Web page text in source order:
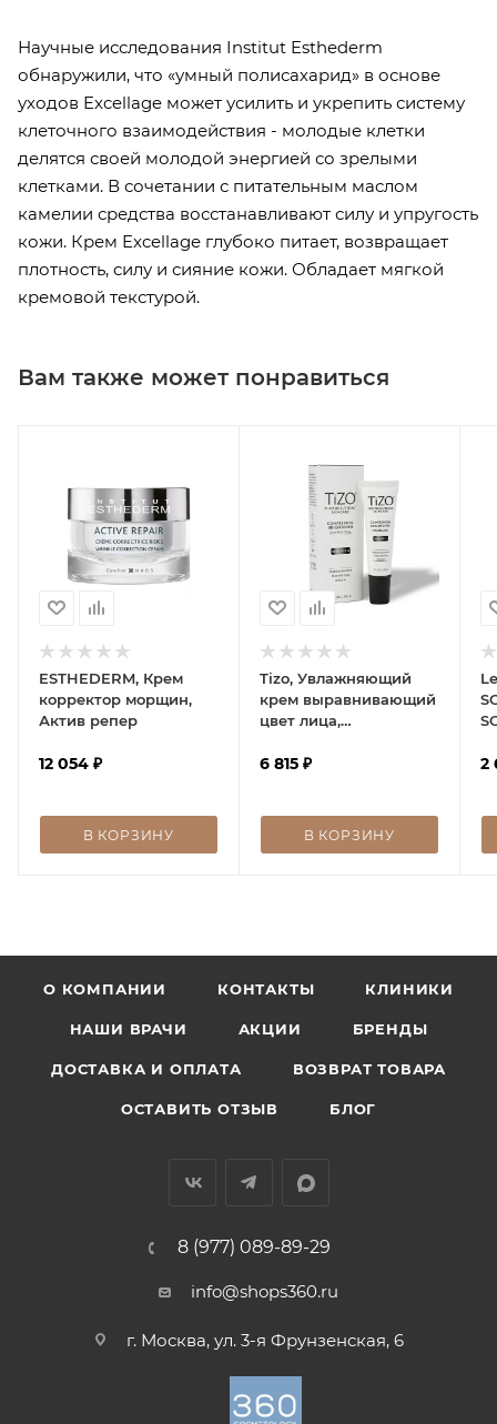
Научные исследования Institut Esthederm
обнаружили, что «умный полисахарид» в основе
уходов Excellage может усилить и укрепить систему
клеточного взаимодействия - молодые клетки
делятся своей молодой энергией со зрелыми
клетками. В сочетании с питательным маслом
камелии средства восстанавливают силу и упругость
кожи. Крем Excellage глубоко питает, возвращает
плотность, силу и сияние кожи. Обладает мягкой
кремовой текстурой.
Вам также может понравиться
ESTHEDERM, Крем
корректор морщин,
Актив репер
12 054 ₽
В КОРЗИНУ
Tizo, Увлажняющий
крем выравнивающий
цвет лица,
Complexion Brightener,
6 815 ₽
В КОРЗИНУ
2
О КОМПАНИИ КОНТАКТЫ КЛИНИКИ
НАШИ ВРАЧИ АКЦИИ БРЕНДЫ
ДОСТАВКА И ОПЛАТА ВОЗВРАТ ТОВАРА
ОСТАВИТЬ ОТЗЫВ БЛОГ
8 (977) 089-89-29
info@shops360.ru
г. Москва, ул. 3-я Фрунзенская, 6